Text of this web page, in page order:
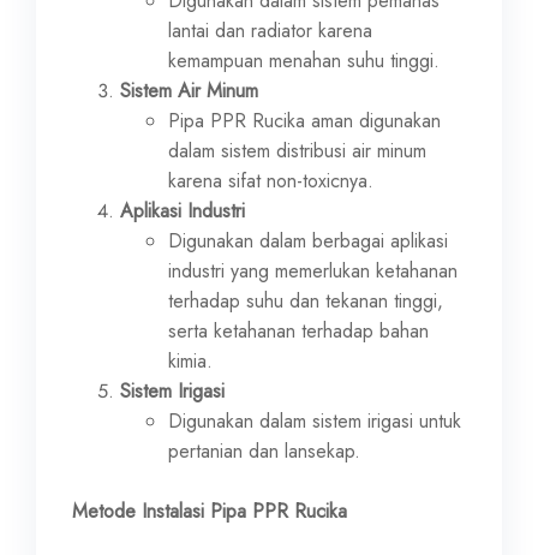
lantai dan radiator karena
kemampuan menahan suhu tinggi.
Sistem Air Minum
Pipa PPR Rucika aman digunakan
dalam sistem distribusi air minum
karena sifat non-toxicnya.
Aplikasi Industri
Digunakan dalam berbagai aplikasi
industri yang memerlukan ketahanan
terhadap suhu dan tekanan tinggi,
serta ketahanan terhadap bahan
kimia.
Sistem Irigasi
Digunakan dalam sistem irigasi untuk
pertanian dan lansekap.
Metode Instalasi Pipa PPR Rucika